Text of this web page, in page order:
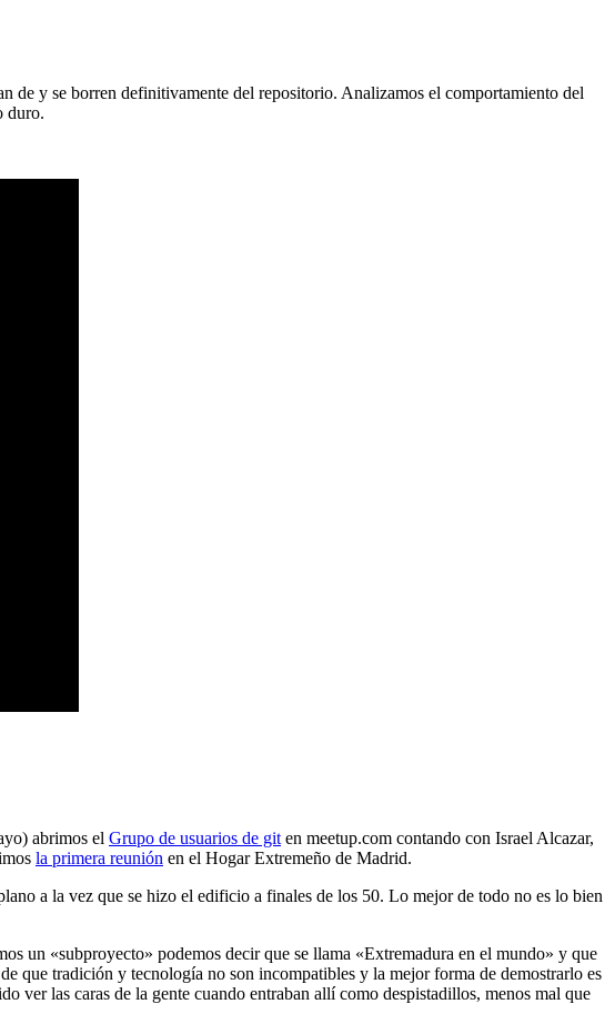
de y se borren definitivamente del repositorio. Analizamos el comportamiento del
duro.
abrimos el Grupo de usuarios de git en meetup.com contando con Israel Alcazar,
la primera reunión en el Hogar Extremeño de Madrid.
a la vez que se hizo el edificio a finales de los 50. Lo mejor de todo no es lo bien
un «subproyecto» podemos decir que se llama «Extremadura en el mundo» y que
que tradición y tecnología no son incompatibles y la mejor forma de demostrarlo es
ver las caras de la gente cuando entraban allí como despistadillos, menos mal que